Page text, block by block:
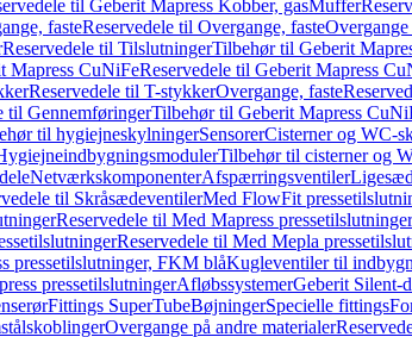
til Geberit Mapress Kobber, gasMuffer
fasteReservedele til Overgange, faste
Reservedele til TilslutningerTilbehør til Geberit
Mapress CuNiFeReservedele til Geberit Mapress
Reservedele til T-stykkerOvergange, faste
til GennemføringerTilbehør til Geberit Mapress
til hygiejneskylningerSensorerCisterner og WC-
Tilbehør til cisterner og
NetværkskomponenterAfspærringsventiler
til SkråsædeventilerMed FlowFit
Reservedele til Med Mapress pressetilslutninger
Reservedele til Med Mepla
pressetilslutninger, FKM blåKugleventiler til
pressetilslutningerAfløbssystemerGeberit Silent-
Fittings SuperTubeBøjningerSpecielle fittings
Overgange på andre materialer